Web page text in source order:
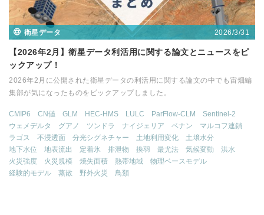
衛星データ 2026/3/31
【2026年2月】衛星データ利活用に関する論文とニュースをピ
ックアップ！
2026年2月に公開された衛星データの利活用に関する論文の中でも宙畑編
集部が気になったものをピックアップしました。
CMIP6 CN値 GLM HEC-HMS LULC ParFlow-CLM
Sentinel-2
ウェメデルタ
グアノ ツンドラ ナイジェリア ベナン
マルコフ連鎖
ラゴス
不浸透面 分光シグネチャー 土地利用変化
土壌水分
地下水位
地表流出 定着氷 排泄物 換羽 最尤法 気候変動
洪水
火災強度
火災規模 焼失面積 熱帯地域
物理ベースモデル
経験的モデル
蒸散 野外火災 鳥類